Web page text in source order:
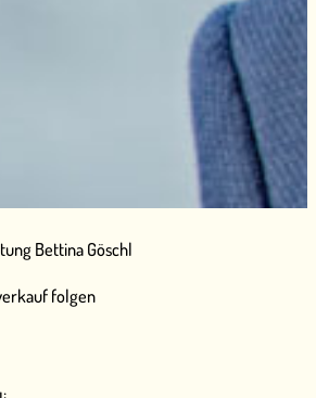
Bettina Göschl
folgen